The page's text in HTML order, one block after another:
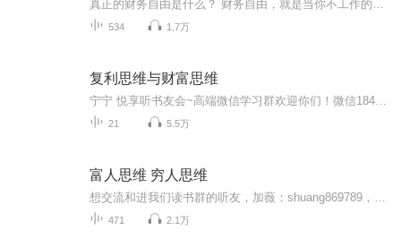
534 1.7万
复利思维与财富思维
21 5.5万
富人思维 穷人思维
471 2.1万